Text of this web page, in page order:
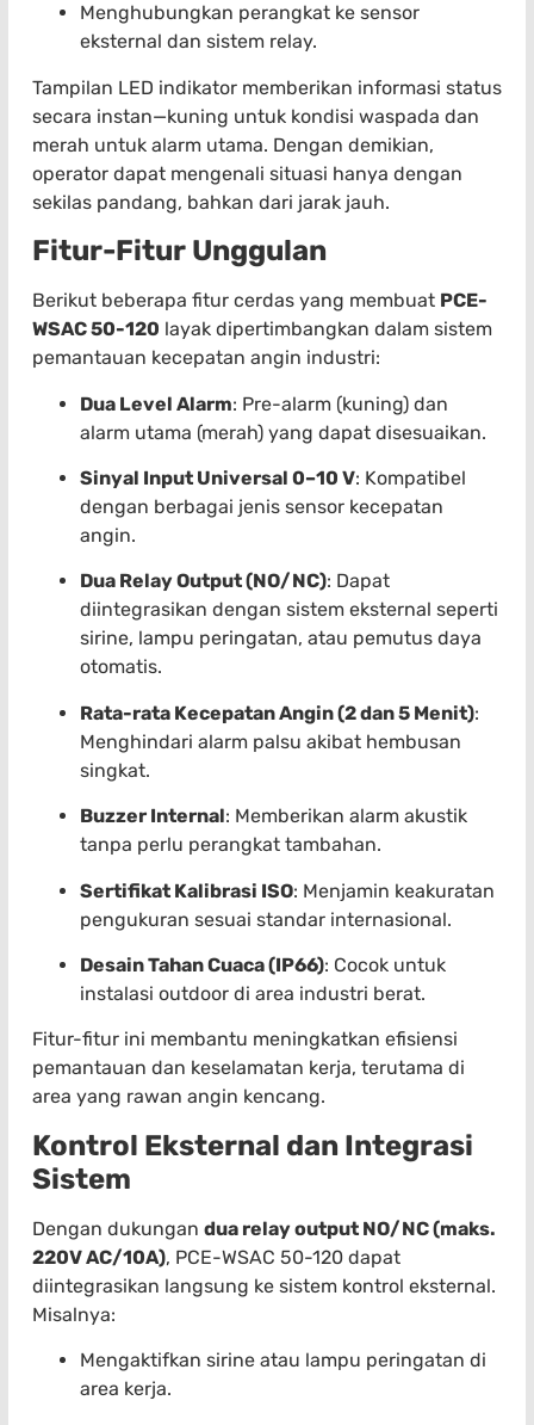
Menghubungkan perangkat ke sensor
eksternal dan sistem relay.
Tampilan LED indikator memberikan informasi status
secara instan—kuning untuk kondisi waspada dan
merah untuk alarm utama. Dengan demikian,
operator dapat mengenali situasi hanya dengan
sekilas pandang, bahkan dari jarak jauh.
Fitur-Fitur Unggulan
Berikut beberapa fitur cerdas yang membuat PCE-
WSAC 50-120 layak dipertimbangkan dalam sistem
pemantauan kecepatan angin industri:
Dua Level Alarm: Pre-alarm (kuning) dan
alarm utama (merah) yang dapat disesuaikan.
Sinyal Input Universal 0–10 V: Kompatibel
dengan berbagai jenis sensor kecepatan
angin.
Dua Relay Output (NO/NC): Dapat
diintegrasikan dengan sistem eksternal seperti
sirine, lampu peringatan, atau pemutus daya
otomatis.
Rata-rata Kecepatan Angin (2 dan 5 Menit):
Menghindari alarm palsu akibat hembusan
singkat.
Buzzer Internal: Memberikan alarm akustik
tanpa perlu perangkat tambahan.
Sertifikat Kalibrasi ISO: Menjamin keakuratan
pengukuran sesuai standar internasional.
Desain Tahan Cuaca (IP66): Cocok untuk
instalasi outdoor di area industri berat.
Fitur-fitur ini membantu meningkatkan efisiensi
pemantauan dan keselamatan kerja, terutama di
area yang rawan angin kencang.
Kontrol Eksternal dan Integrasi
Sistem
Dengan dukungan dua relay output NO/NC (maks.
220V AC/10A), PCE-WSAC 50-120 dapat
diintegrasikan langsung ke sistem kontrol eksternal.
Misalnya:
Mengaktifkan sirine atau lampu peringatan di
area kerja.